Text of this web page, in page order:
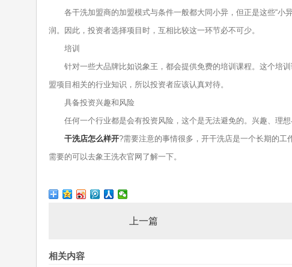
各干洗加盟商的加盟模式与条件一般都大同小异，但正是这些“小
润。因此，投资者选择项目时，互相比较这一环节必不可少。
培训
针对一些大品牌比如说象王，都会提供免费的培训课程。这个培训
盟项目相关的行业知识，所以投资者应该认真对待。
具备投资兴趣和风险
任何一个行业都是会有投资风险，这个是无法避免的。兴趣、理想
干洗店怎么样开?需要注意的事情很多，开干洗店是一个长期的
需要的可以去象王洗衣官网了解一下。
上一篇
相关内容